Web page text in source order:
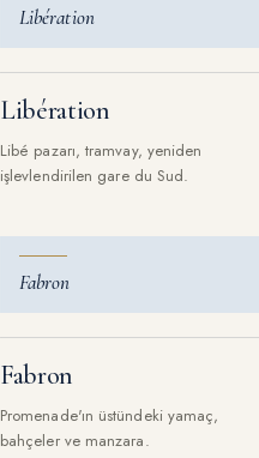
Libération
Libération
Libé pazarı, tramvay, yeniden
işlevlendirilen gare du Sud.
Fabron
Fabron
Promenade'ın üstündeki yamaç,
bahçeler ve manzara.